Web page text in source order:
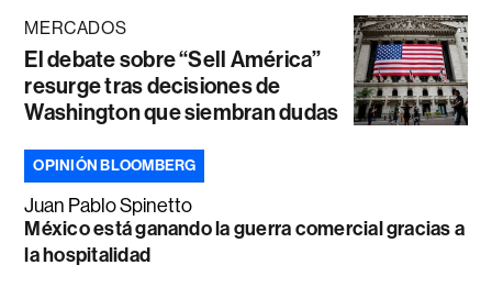
MERCADOS
El debate sobre “Sell América”
resurge tras decisiones de
Washington que siembran dudas
OPINIÓN BLOOMBERG
Juan Pablo Spinetto
México está ganando la guerra comercial gracias a
la hospitalidad